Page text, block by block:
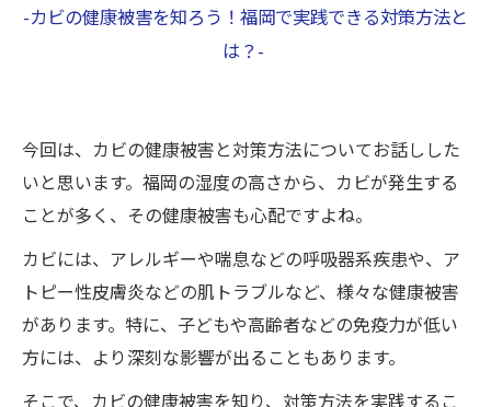
-カビの健康被害を知ろう！福岡で実践できる対策方法と
は？-
今回は、カビの健康被害と対策方法についてお話しした
いと思います。福岡の湿度の高さから、カビが発生する
ことが多く、その健康被害も心配ですよね。
カビには、アレルギーや喘息などの呼吸器系疾患や、ア
トピー性皮膚炎などの肌トラブルなど、様々な健康被害
があります。特に、子どもや高齢者などの免疫力が低い
方には、より深刻な影響が出ることもあります。
そこで、カビの健康被害を知り、対策方法を実践するこ